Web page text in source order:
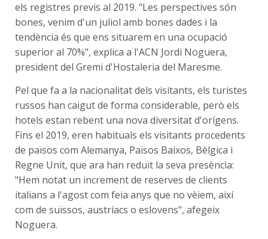
els registres previs al 2019. "Les perspectives són
bones, venim d'un juliol amb bones dades i la
tendència és que ens situarem en una ocupació
superior al 70%", explica a l'ACN Jordi Noguera,
president del Gremi d'Hostaleria del Maresme.
Pel que fa a la nacionalitat dels visitants, els turistes
russos han caigut de forma considerable, però els
hotels estan rebent una nova diversitat d'orígens.
Fins el 2019, eren habituals els visitants procedents
de països com Alemanya, Països Baixos, Bèlgica i
Regne Unit, que ara han reduït la seva presència:
"Hem notat un increment de reserves de clients
italians a l'agost com feia anys que no vèiem, així
com de suïssos, austríacs o eslovens", afegeix
Noguera.